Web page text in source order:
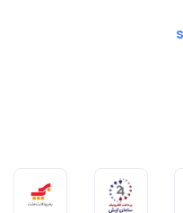
بهم کتاب معرفی
ای که میخواستم را
فهمیدم دستش شفاست